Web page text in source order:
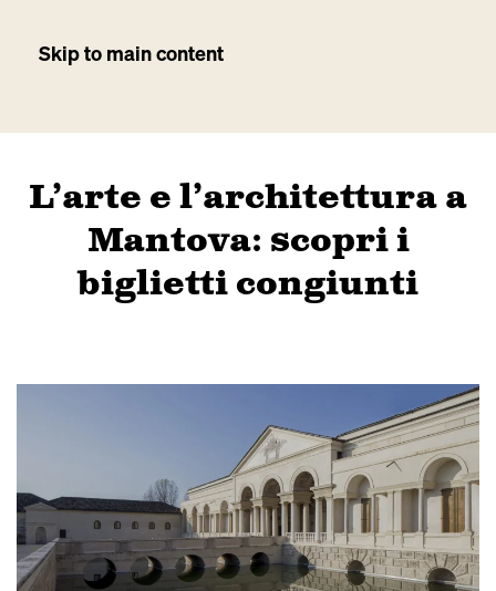
Skip to main content
L’arte e l’architettura a
Mantova: scopri i
biglietti congiunti